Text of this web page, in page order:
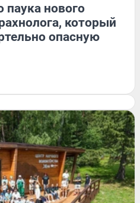
паука нового
который
опасную